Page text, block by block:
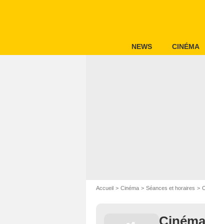
NEWS CINÉMA
Accueil Cinéma Séances et horaires